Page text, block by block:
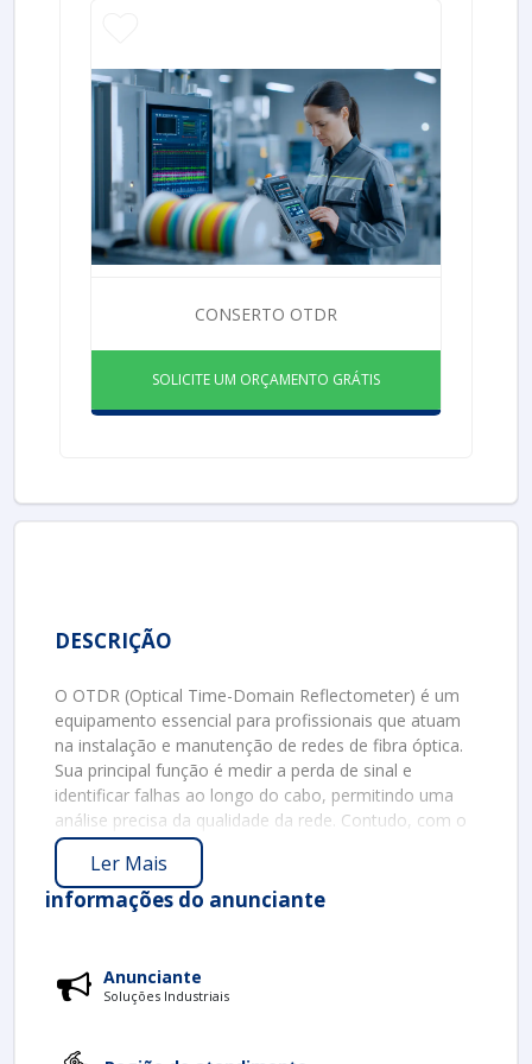
CONSERTO OTDR
SOLICITE UM ORÇAMENTO GRÁTIS
DESCRIÇÃO
O OTDR (Optical Time-Domain Reflectometer) é um
equipamento essencial para profissionais que atuam
na instalação e manutenção de redes de fibra óptica.
Sua principal função é medir a perda de sinal e
identificar falhas ao longo do cabo, permitindo uma
análise precisa da qualidade da rede. Contudo, com o
uso contínuo, é natural que ocorra a necessidade de
conserto ou manutenção. Este texto abordará a
importância do conserto de OTDR, os sinais de
quando realizar esse procedimento e as etapas
equipamento.
IMPORTÂNCIA DO CONSERTO DE OTDR
Um OTDR em boas condições é fundamental para
Ler Mais
informações do anunciante
Anunciante
Soluções Industriais